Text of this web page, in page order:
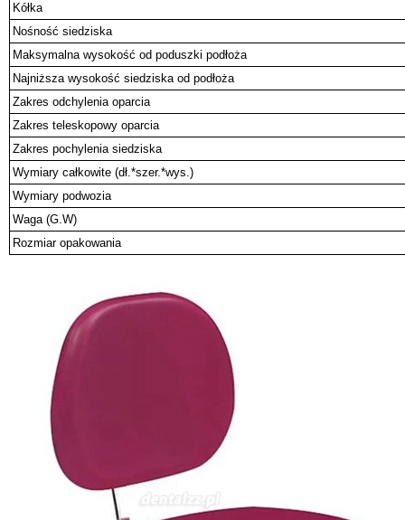
Kółka
Nośność siedziska
Maksymalna wysokość od poduszki podłoża
Najniższa wysokość siedziska od podłoża
Zakres odchylenia oparcia
Zakres teleskopowy oparcia
Zakres pochylenia siedziska
Wymiary całkowite (dł.*szer.*wys.)
Wymiary podwozia
Waga (G.W)
Rozmiar opakowania